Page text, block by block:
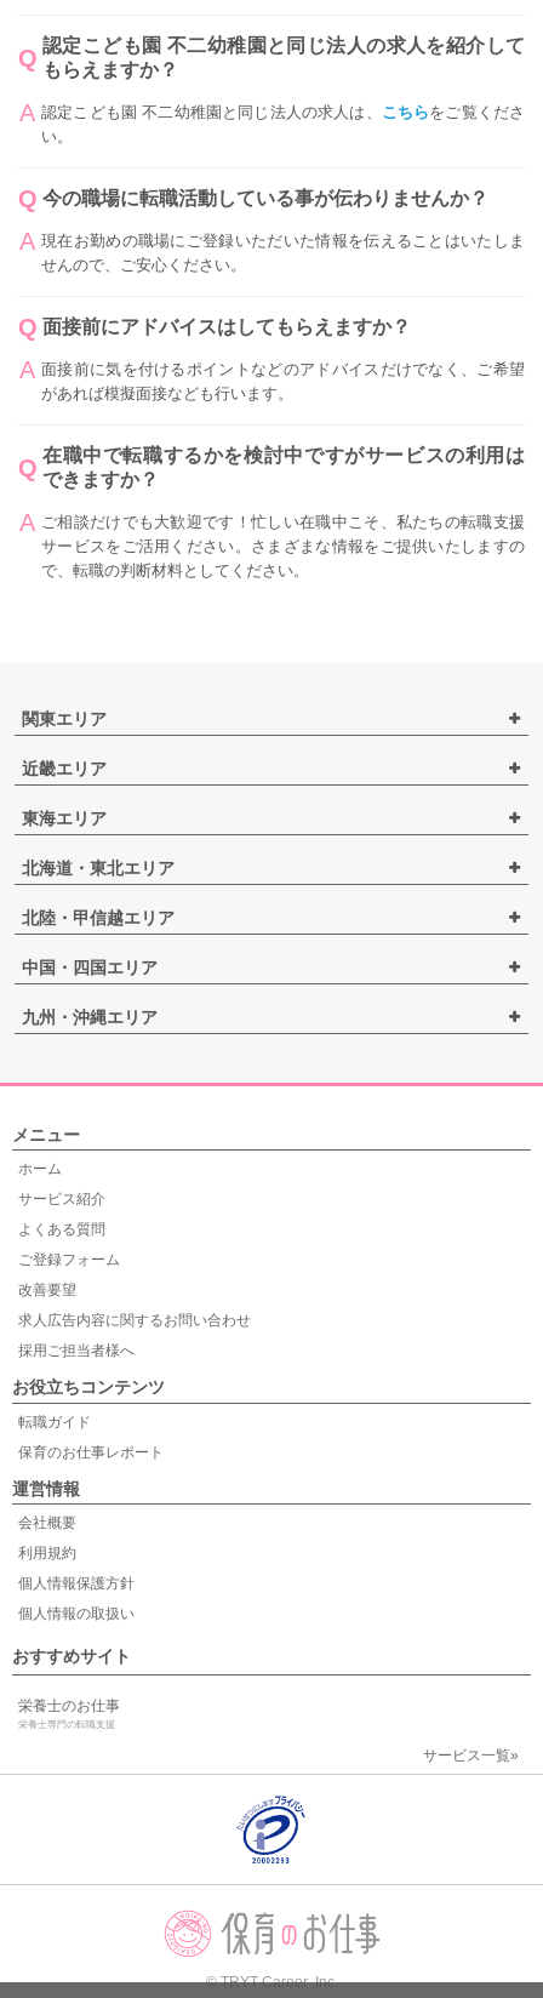
認定こども園 不二幼稚園と同じ法人の求人を紹介して
もらえますか？
認定こども園 不二幼稚園と同じ法人の求人は、 こちらをご覧くださ
い。
今の職場に転職活動している事が伝わりませんか？
現在お勤めの職場にご登録いただいた情報を伝えることはいたしま
せんので、ご安心ください。
面接前にアドバイスはしてもらえますか？
面接前に気を付けるポイントなどのアドバイスだけでなく、ご希望
があれば模擬面接なども行います。
在職中で転職するかを検討中ですがサービスの利用は
できますか？
ご相談だけでも大歓迎です！忙しい在職中こそ、私たちの転職支援
サービスをご活用ください。さまざまな情報をご提供いたしますの
で、転職の判断材料としてください。
関東エリア
近畿エリア
東海エリア
北海道・東北エリア
北陸・甲信越エリア
中国・四国エリア
九州・沖縄エリア
メニュー
ホーム
サービス紹介
よくある質問
ご登録フォーム
改善要望
求人広告内容に関するお問い合わせ
採用ご担当者様へ
お役立ちコンテンツ
転職ガイド
保育のお仕事レポート
運営情報
会社概要
利用規約
個人情報保護方針
個人情報の取扱い
おすすめサイト
栄養士のお仕事
栄養士専門の転職支援
サービス一覧»
© TRYT Career ,Inc.